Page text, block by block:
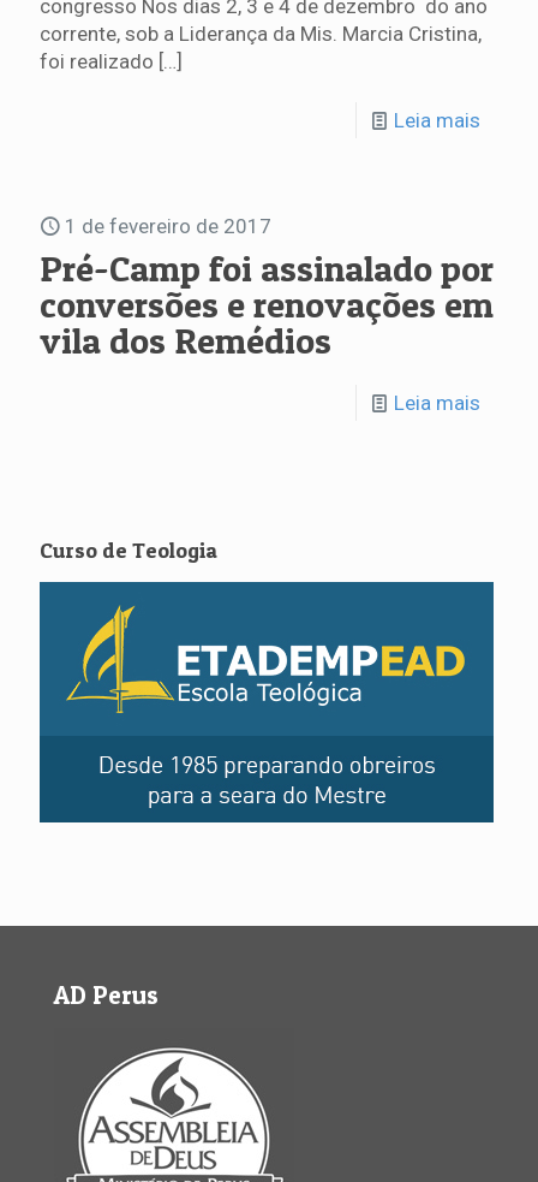
congresso Nos dias 2, 3 e 4 de dezembro do ano
corrente, sob a Liderança da Mis. Marcia Cristina,
foi realizado […]
Leia mais
1 de fevereiro de 2017
Pré-Camp foi assinalado por
conversões e renovações em
vila dos Remédios
Leia mais
Curso de Teologia
AD Perus